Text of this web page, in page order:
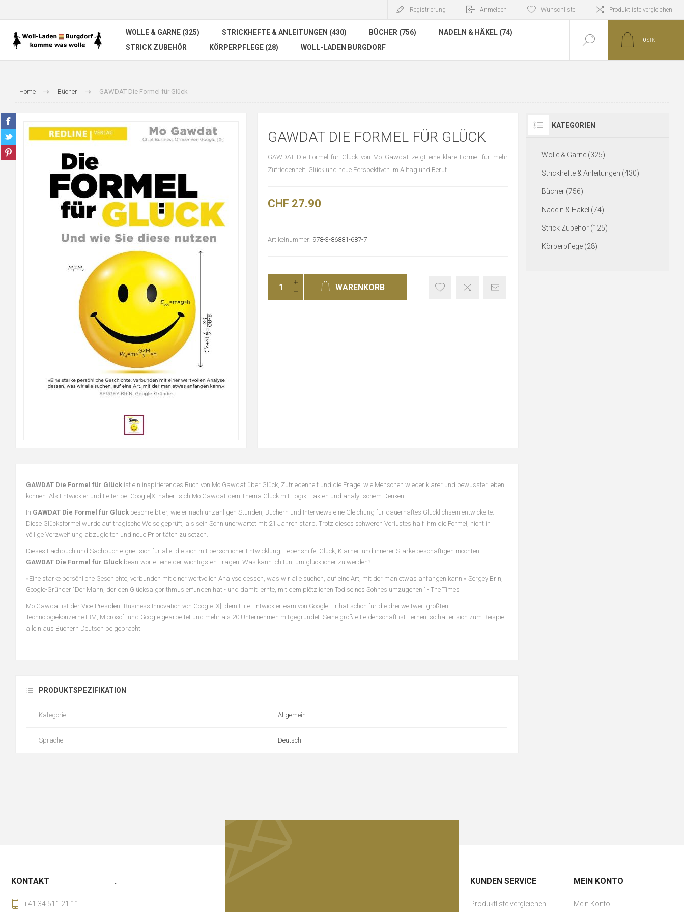
Registrierung Anmelden Wunschliste Produktliste vergleichen
WOLLE & GARNE (325) STRICKHEFTE & ANLEITUNGEN (430) BÜCHER (756)
NADELN & HÄKEL (74)
STRICK ZUBEHÖR
KÖRPERPFLEGE (28) WOLL-LADEN BURGDORF
0STK
Home Bücher GAWDAT Die Formel für Glück
GAWDAT DIE FORMEL FÜR GLÜCK
GAWDAT Die Formel für Glück von Mo Gawdat zeigt eine klare Formel für mehr
Zufriedenheit, Glück und neue Perspektiven im Alltag und Beruf.
CHF 27.90
Artikelnummer: 978-3-86881-687-7
WARENKORB
GAWDAT Die Formel für Glück ist ein inspirierendes Buch von Mo Gawdat über Glück, Zufriedenheit und die Frage, wie Menschen wieder klarer und bewusster leben
können. Als Entwickler und Leiter bei Google[X] nähert sich Mo Gawdat dem Thema Glück mit Logik, Fakten und analytischem Denken.
In GAWDAT Die Formel für Glück beschreibt er, wie er nach unzähligen Stunden, Büchern und Interviews eine Gleichung für dauerhaftes Glücklichsein entwickelte.
Diese Glücksformel wurde auf tragische Weise geprüft, als sein Sohn unerwartet mit 21 Jahren starb. Trotz dieses schweren Verlustes half ihm die Formel, nicht in
völlige Verzweiflung abzugleiten und neue Prioritäten zu setzen.
Dieses Fachbuch und Sachbuch eignet sich für alle, die sich mit persönlicher Entwicklung, Lebenshilfe, Glück, Klarheit und innerer Stärke beschäftigen möchten.
GAWDAT Die Formel für Glück beantwortet eine der wichtigsten Fragen: Was kann ich tun, um glücklicher zu werden?
»Eine starke persönliche Geschichte, verbunden mit einer wertvollen Analyse dessen, was wir alle suchen, auf eine Art, mit der man etwas anfangen kann.« Sergey Brin,
Google-Gründer "Der Mann, der den Glücksalgorithmus erfunden hat - und damit lernte, mit dem plötzlichen Tod seines Sohnes umzugehen." - The Times
Mo Gawdat ist der Vice President Business Innovation von Google [X], dem Elite-Entwicklerteam von Google. Er hat schon für die drei weltweit größten
Technologiekonzerne IBM, Microsoft und Google gearbeitet und mehr als 20 Unternehmen mitgegründet. Seine größte Leidenschaft ist Lernen, so hat er sich zum Beispiel
allein aus Büchern Deutsch beigebracht.
PRODUKTSPEZIFIKATION
Kategorie Allgemein
Sprache Deutsch
KATEGORIEN
Wolle & Garne (325)
Strickhefte & Anleitungen (430)
Bücher (756)
Nadeln & Häkel (74)
Strick Zubehör (125)
Körperpflege (28)
KONTAKT
+41 34 511 21 11
. KUNDEN SERVICE
Produktliste vergleichen
MEIN KONTO
Mein Konto